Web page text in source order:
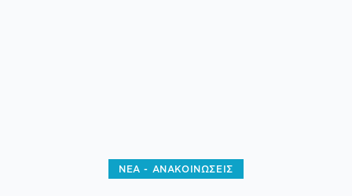
ΝΈΑ - ΑΝΑΚΟΙΝΏΣΕΙΣ